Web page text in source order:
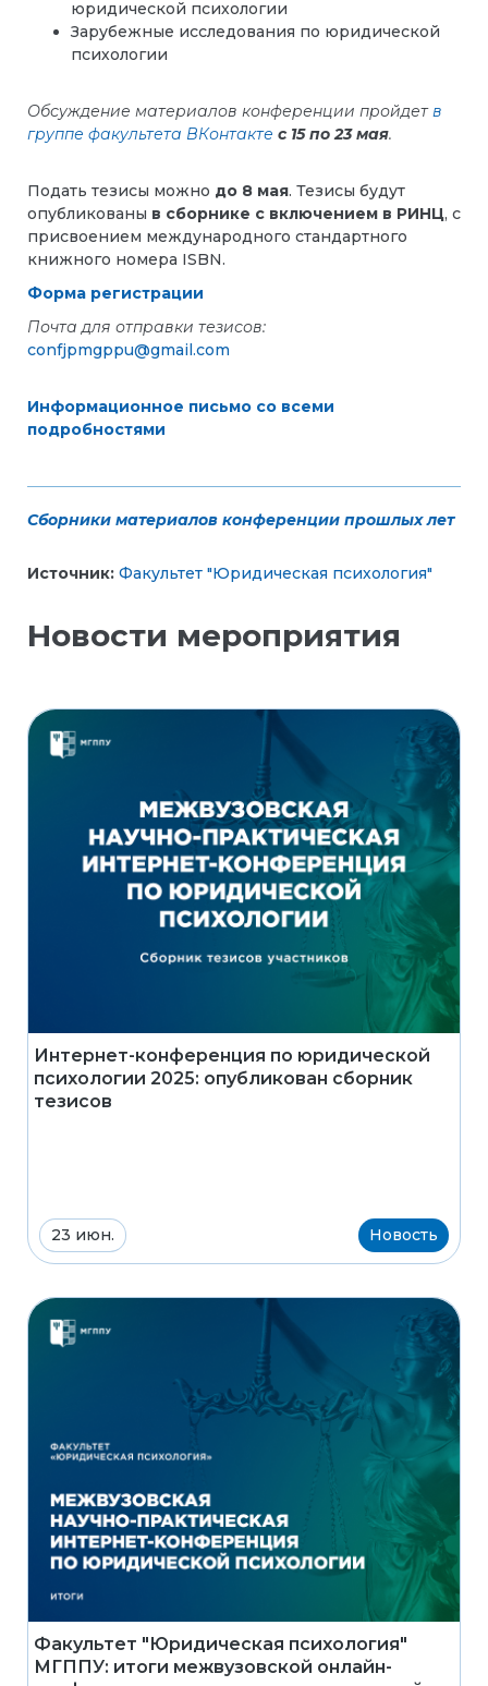
юридической психологии
Зарубежные исследования по юридической
психологии
Обсуждение материалов конференции пройдетв
группе факультета ВКонтакте с 15 по 23 мая.
Подать тезисы можно до 8 мая. Тезисы будут
опубликованы в сборнике с включением в РИНЦ, с
присвоением международного стандартного
книжного номера ISBN.
Форма регистрации
Почта для отправки тезисов:
confjpmgppu@gmail.com
Информационное письмо со всеми
подробностями
Сборники материалов конференции прошлых лет
Источник: Факультет "Юридическая психология"
Новости мероприятия
Интернет-конференция по юридической
психологии 2025: опубликован сборник
тезисов
23 июн. Новость
Факультет "Юридическая психология"
МГППУ: итоги межвузовской онлайн-